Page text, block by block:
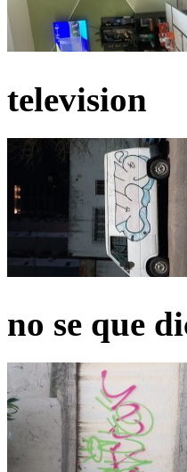
television
no se que